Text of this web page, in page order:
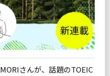
さんが、話題のTOEIC